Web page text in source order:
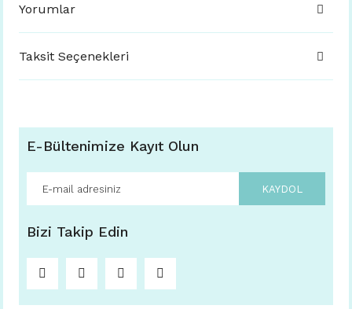
Yorumlar
Taksit Seçenekleri
E-Bültenimize Kayıt Olun
KAYDOL
Bizi Takip Edin